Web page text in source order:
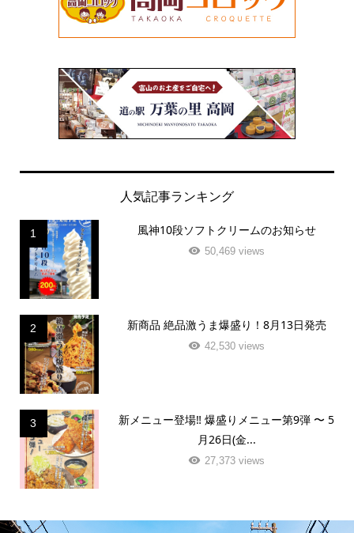
人気記事ランキング
1 風神10段ソフトクリームのお知らせ
50,469 views
2 新商品 絶品激うま爆盛り！8月13日発売
42,530 views
3
新メニュー登場‼️ 爆盛りメニュー第9弾 〜 5
月26日(金...
27,373 views